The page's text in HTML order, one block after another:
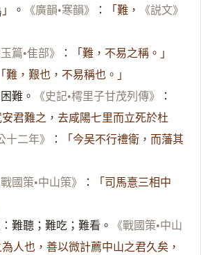
」 。 《廣韻•寒韻》 ： 「難，
《説文》
玉篇•隹部》 ：
「難，不易之稱。」
「難，艱也，不易稱也。」
難。 《史記•樗里子甘茂列傳》 ：
安君難之，去咸陽七里而立死於杜
十二年》 ：
「今吴不行禮衛，而藩其
戰國策•中山策》 ：
「司馬憙三相中
難聽；難吃；難看。
《戰國策•中山
為人也，善以微計薦中山之君久矣，